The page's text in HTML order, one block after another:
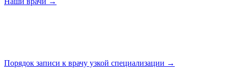
Порядок записи к врачу узкой специализации →